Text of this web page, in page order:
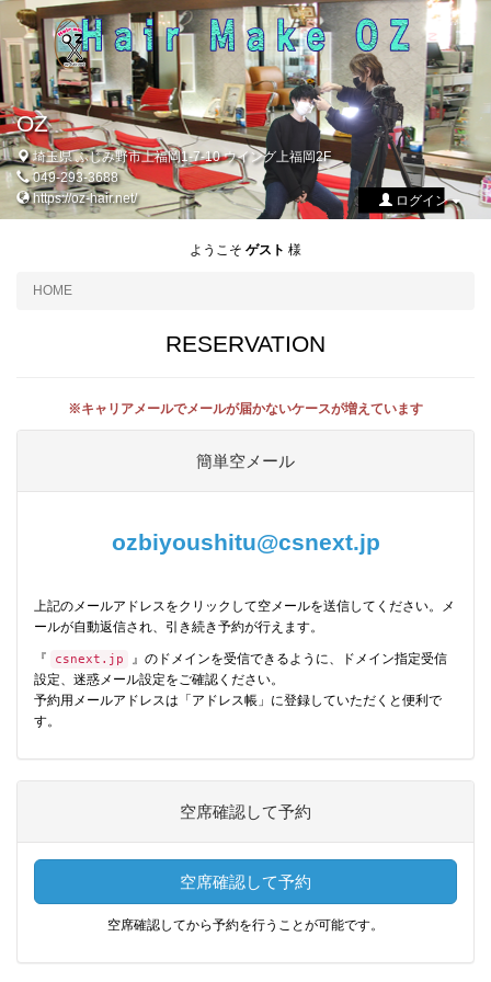
OZ
埼玉県 ふじみ野市上福岡1-7-10 ウイング上福岡2F
049-293-3688
https://oz-hair.net/
ログイン
ようこそ ゲスト 様
HOME
RESERVATION
※キャリアメールでメールが届かないケースが増えています
簡単空メール
ozbiyoushitu@csnext.jp
上記のメールアドレスをクリックして空メールを送信してください。メ
ールが自動返信され、引き続き予約が行えます。
『 csnext.jp
』のドメインを受信できるように、ドメイン指定受信
設定、迷惑メール設定をご確認ください。
予約用メールアドレスは「アドレス帳」に登録していただくと便利で
す。
空席確認して予約
空席確認して予約
空席確認してから予約を行うことが可能です。